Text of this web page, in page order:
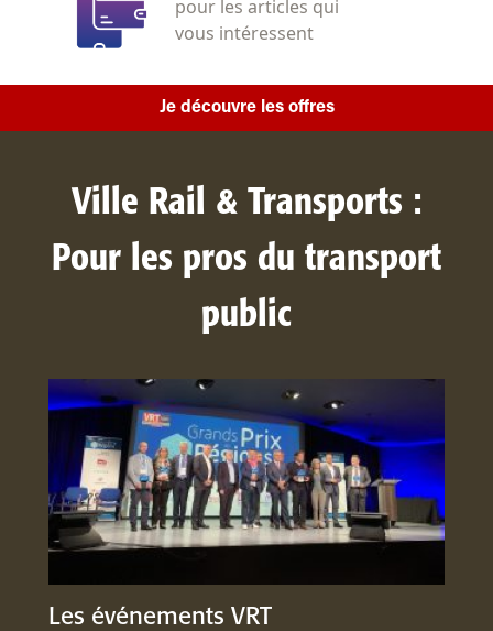
pour les articles qui
vous intéressent
Je découvre les offres
Ville Rail & Transports :
Pour les pros du transport
public
Les événements VRT